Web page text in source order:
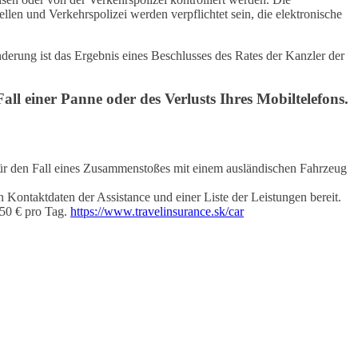
und Verkehrspolizei werden verpflichtet sein, die elektronische
ist das Ergebnis eines Beschlusses des Rates der Kanzler der
einer Panne oder des Verlusts Ihres Mobiltelefons.
Fall eines Zusammenstoßes mit einem ausländischen Fahrzeug
der Assistance und einer Liste der Leistungen bereit.
€ pro Tag. https://www.travelinsurance.sk/car